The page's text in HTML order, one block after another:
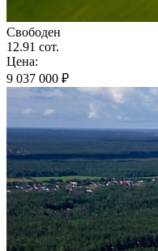
Свободен
12.91 сот.
Цена:
9 037 000 ₽